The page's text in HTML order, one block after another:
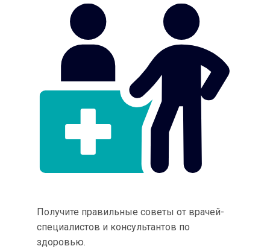
Получите правильные советы от врачей-
специалистов и консультантов по
здоровью.